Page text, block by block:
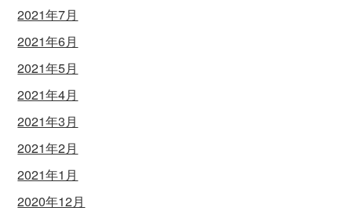
2021年7月
2021年6月
2021年5月
2021年4月
2021年3月
2021年2月
2021年1月
2020年12月